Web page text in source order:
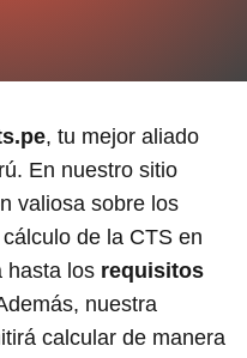
, tu mejor aliado
En nuestro sitio
valiosa sobre los
de la CTS en
hasta los requisitos
nuestra
calcular de manera